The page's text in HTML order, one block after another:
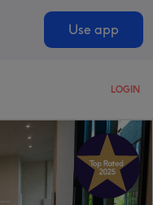
Use app
LOGIN